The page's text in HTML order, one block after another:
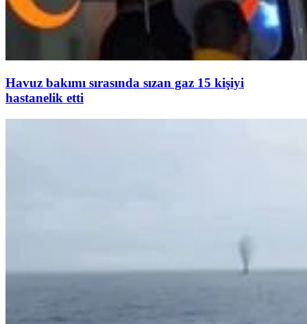
Havuz bakımı sırasında sızan gaz 15 kişiyi
hastanelik etti